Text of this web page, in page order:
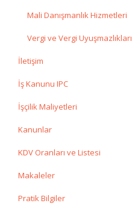
Mali Danışmanlık Hizmetleri
Vergi ve Vergi Uyuşmazlıkları
İletişim
İş Kanunu IPC
İşçilik Maliyetleri
Kanunlar
KDV Oranları ve Listesi
Makaleler
Pratik Bilgiler